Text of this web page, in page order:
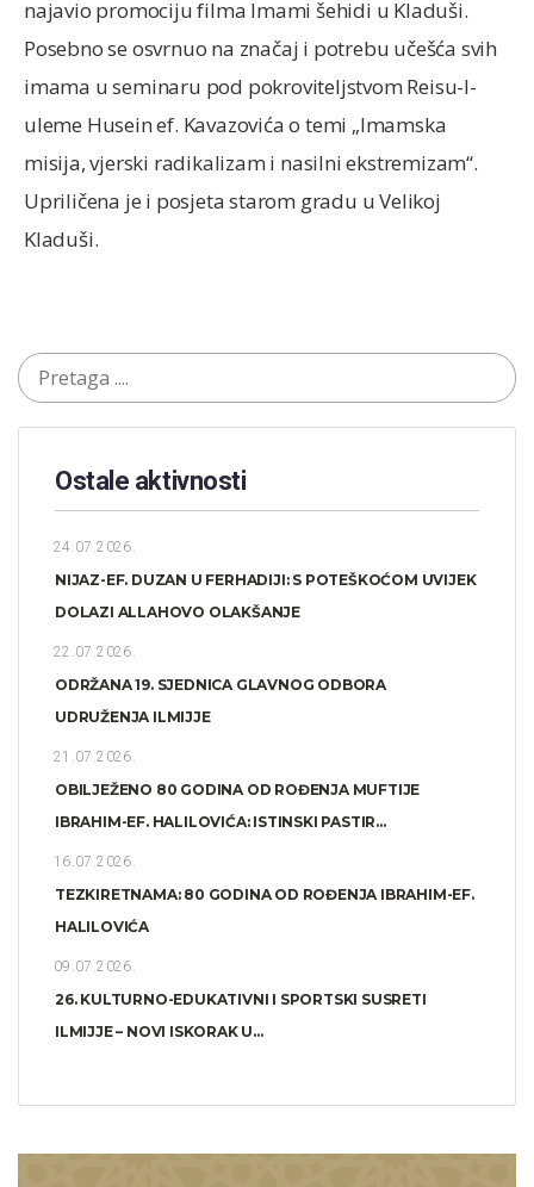
najavio promociju filma Imami šehidi u Kladuši.
Posebno se osvrnuo na značaj i potrebu učešća svih
imama u seminaru pod pokroviteljstvom Reisu-l-
uleme Husein ef. Kavazovića o temi „Imamska
misija, vjerski radikalizam i nasilni ekstremizam“.
Upriličena je i posjeta starom gradu u Velikoj
Kladuši.
Ostale aktivnosti
24.07.2026.
NIJAZ-EF. DUZAN U FERHADIJI: S POTEŠKOĆOM UVIJEK
DOLAZI ALLAHOVO OLAKŠANJE
22.07.2026.
ODRŽANA 19. SJEDNICA GLAVNOG ODBORA
UDRUŽENJA ILMIJJE
21.07.2026.
OBILJEŽENO 80 GODINA OD ROĐENJA MUFTIJE
IBRAHIM-EF. HALILOVIĆA: ISTINSKI PASTIR...
16.07.2026.
TEZKIRETNAMA: 80 GODINA OD ROĐENJA IBRAHIM-EF.
HALILOVIĆA
09.07.2026.
26. KULTURNO-EDUKATIVNI I SPORTSKI SUSRETI
ILMIJJE – NOVI ISKORAK U...